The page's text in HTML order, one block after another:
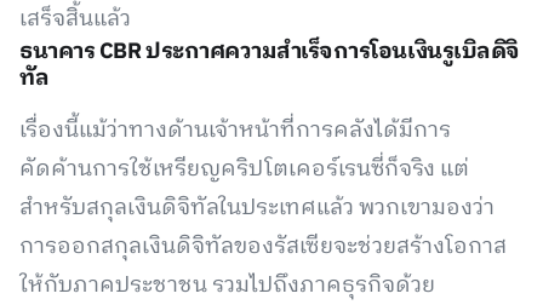
เสร็จสิ้นแล้ว
ธนาคาร CBR ประกาศความสำเร็จการโอนเงินรูเบิลดิจิ
ทัล
เรื่องนี้แม้ว่าทางด้านเจ้าหน้าที่การคลังได้มีการ
คัดค้านการใช้เหรียญคริปโตเคอร์เรนซี่ก็จริง แต่
สำหรับสกุลเงินดิจิทัลในประเทศแล้ว พวกเขามองว่า
การออกสกุลเงินดิจิทัลของรัสเซียจะช่วยสร้างโอกาส
ให้กับภาคประชาชน รวมไปถึงภาคธุรกิจด้วย